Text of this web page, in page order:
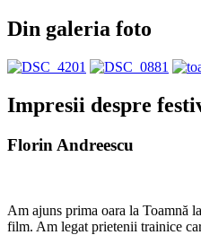
Din galeria foto
Impresii despre
Florin Andreescu
Am ajuns prima oara la Toamnă
film. Am legat prietenii trainice